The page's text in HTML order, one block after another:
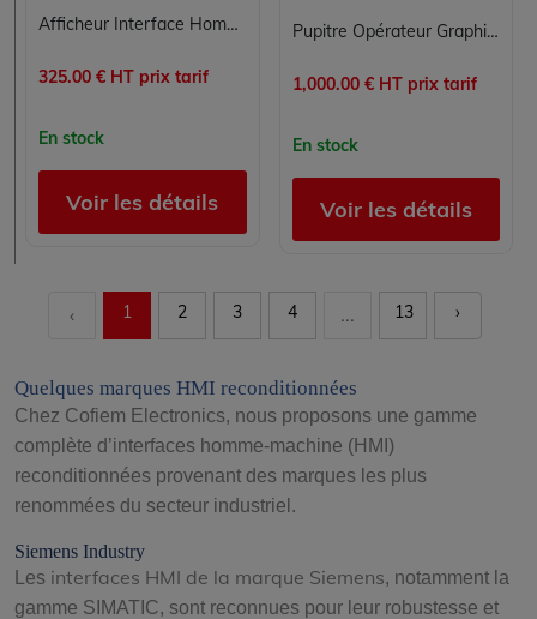
Afficheur Interface Homme-Machine SCHNEIDER TM168GDB
325.00 € HT prix tarif
En stock
Voir les détails
Pupitre Opérateur Graphique Proface GP2300-TC41-24V pour Interfaces Homme-Machine
1,000.00 € HT prix tarif
En stock
Voir les détails
‹ 1 2 3 4 ... 13 ›
Quelques marques HMI reconditionnées
Chez Cofiem Electronics, nous proposons une gamme
complète d’interfaces homme-machine (HMI)
reconditionnées provenant des marques les plus
renommées du secteur industriel.
Siemens Industry
Les interfaces HMI de la marque Siemens, notamment la
gamme SIMATIC, sont reconnues pour leur robustesse et